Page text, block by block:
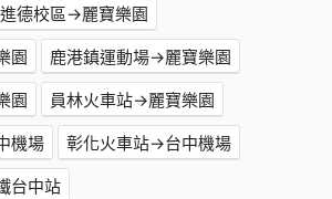
德校區→麗寶樂園
園
鹿港鎮運動場→麗寶樂園
園
員林火車站→麗寶樂園
機場
彰化火車站→台中機場
台中站